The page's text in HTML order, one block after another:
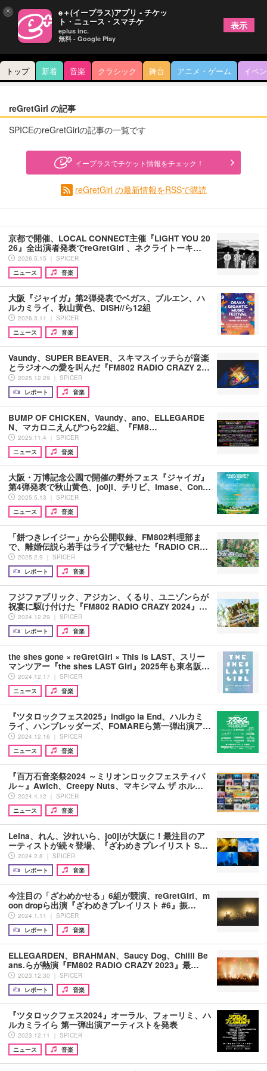
トップ 新着 音楽 クラシック 舞台 アニメ・ゲーム イベ
reGretGirl の記事
SPICEのreGretGirlの記事の一覧です
イープラスでチケット情報をチェック！
reGretGirl の最新情報をRSSで購読
京都で開催、LOCAL CONNECT主催『LIGHT YOU 20
26』全出演者発表でreGretGirl 、ネクライトーキ…
2026.5.15 ｜ SPICER
ニュース
音楽
大阪『ジャイガ』第2弾発表でベガス、ブルエン、ハ
ルカミライ、秋山黄色、DISH//ら12組
2026.3.11 ｜ SPICER
ニュース
音楽
Vaundy、SUPER BEAVER、スキマスイッチらが音楽
とラジオへの愛を叫んだ『FM802 RADIO CRAZY 2…
2025.12.29 ｜ SPICER
レポート
音楽
BUMP OF CHICKEN、Vaundy、ano、ELLEGARDE
N、マカロニえんぴつら22組、『FM8…
2025.11.4 ｜ SPICER
ニュース
音楽
大阪・万博記念公園で開催の野外フェス『ジャイガ』
第4弾発表で秋山黄色、jo0ji、チリビ、imase、Con…
2025.5.13 ｜ SPICER
ニュース
音楽
「餅つきレイジー」から公開収録、FM802料理部ま
で、離婚伝説ら若手はライブで魅せた『RADIO CR…
2025.2.9 ｜ SPICER
レポート
音楽
フジファブリック、アジカン、くるり、ユニゾンらが
祝宴に駆け付けた『FM802 RADIO CRAZY 2024』…
2024.12.29 ｜ SPICER
レポート
音楽
​the shes gone × reGretGirl × This is LAST、スリー
マンツアー『the shes LAST Girl』2025年も東名阪…
2024.12.17 ｜ SPICER
ニュース
音楽
『ツタロックフェス2025』indigo la End、ハルカミ
ライ、ハンブレッダーズ、FOMAREら第一弾出演ア…
2024.12.16 ｜ SPICER
ニュース
音楽
『百万石音楽祭2024 ～ミリオンロックフェスティバ
ル～』Awich、Creepy Nuts、マキシマム ザ ホル…
2024.4.12 ｜ SPICER
ニュース
音楽
Leina、れん、汐れいら、jo0jiが大阪に！最注目のア
ーティストが続々登場、『ざわめきプレイリスト S…
2024.2.8 ｜ SPICER
レポート
音楽
今注目の「ざわめかせる」6組が競演、reGretGirl、m
oon dropら出演『ざわめきプレイリスト #6』振…
2024.1.11 ｜ SPICER
レポート
音楽
ELLEGARDEN、BRAHMAN、Saucy Dog、Chilli Be
ans.らが熱演『FM802 RADIO CRAZY 2023』最…
2023.12.30 ｜ SPICER
レポート
音楽
『ツタロックフェス2024』オーラル、フォーリミ、ハ
ルカミライら 第一弾出演アーティストを発表
2023.12.11 ｜ SPICER
ニュース
音楽
× e＋(イープラス)アプリ - チケッ
ト・ニュース・スマチケ
eplus inc.
無料 - Google Play
表示